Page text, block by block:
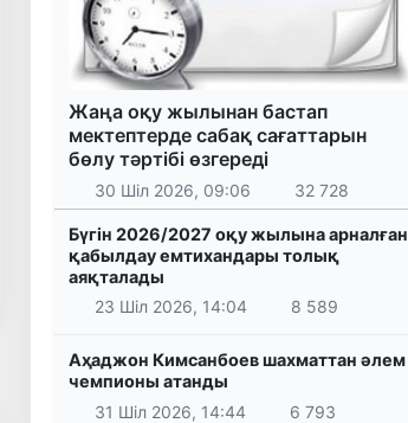
Жаңа оқу жылынан бастап
мектептерде сабақ сағаттарын
бөлу тәртібі өзгереді
30 Шіл 2026, 09:06 32 728
Бүгін 2026/2027 оқу жылына арналған
қабылдау емтихандары толық
аяқталады
23 Шіл 2026, 14:04
8 589
Аҳаджон Кимсанбоев шахматтан әлем
чемпионы атанды
31 Шіл 2026, 14:44
6 793